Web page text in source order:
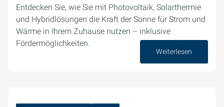
Entdecken Sie, wie Sie mit Photovoltaik, Solarthermie
und Hybridlösungen die Kraft der Sonne für Strom und
Wärme in Ihrem Zuhause nutzen – inklusive
Fördermöglichkeiten.
Weiterlesen